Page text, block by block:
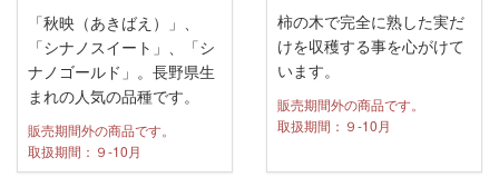
「秋映（あきばえ）」、
「シナノスイート」、「シ
ナノゴールド」。長野県生
まれの人気の品種です。
販売期間外の商品です。
取扱期間：９-10月
柿の木で完全に熟した実だ
けを収穫する事を心がけて
います。
販売期間外の商品です。
取扱期間：９-10月